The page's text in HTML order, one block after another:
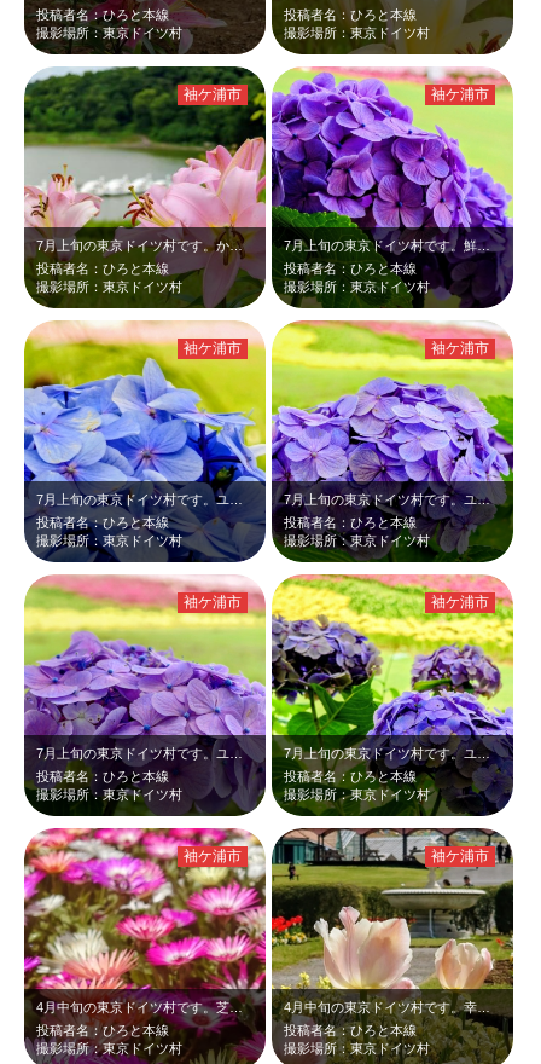
投稿者名：ひろと本線
撮影場所：東京ドイツ村
投稿者名：ひろと本線
撮影場所：東京ドイツ村
7月上旬の東京ドイツ村です。かも池をバックに咲く、淡いピンクのユリが、深緑に映…
投稿者名：ひろと本線
撮影場所：東京ドイツ村
袖ケ浦市
7月上旬の東京ドイツ村です。鮮やかな紫色の紫陽花とピンクのユリ、そして深緑のコ…
投稿者名：ひろと本線
撮影場所：東京ドイツ村
袖ケ浦市
投稿者名：ひろと本線
撮影場所：東京ドイツ村
袖ケ浦市
7月上旬の東京ドイツ村です。ユリが見頃と言うことで見に来ましたが、まだ紫陽花も…
投稿者名：ひろと本線
撮影場所：東京ドイツ村
袖ケ浦市
7月上旬の東京ドイツ村です。ユリを見に来ましたが、まだ紫陽花も咲いていました。…
投稿者名：ひろと本線
撮影場所：東京ドイツ村
袖ケ浦市
7月上旬の東京ドイツ村です。ユリを見に来たのですが、まだ紫陽花も咲いていました…
投稿者名：ひろと本線
撮影場所：東京ドイツ村
袖ケ浦市
4月中旬の東京ドイツ村です。芝桜とチューリップを見に来ましたが、広場一面に綺麗…
投稿者名：ひろと本線
撮影場所：東京ドイツ村
袖ケ浦市
4月中旬の東京ドイツ村です。幸せの鐘前の淡いピンクのチューリップや黄色い花が咲…
投稿者名：ひろと本線
撮影場所：東京ドイツ村
袖ケ浦市